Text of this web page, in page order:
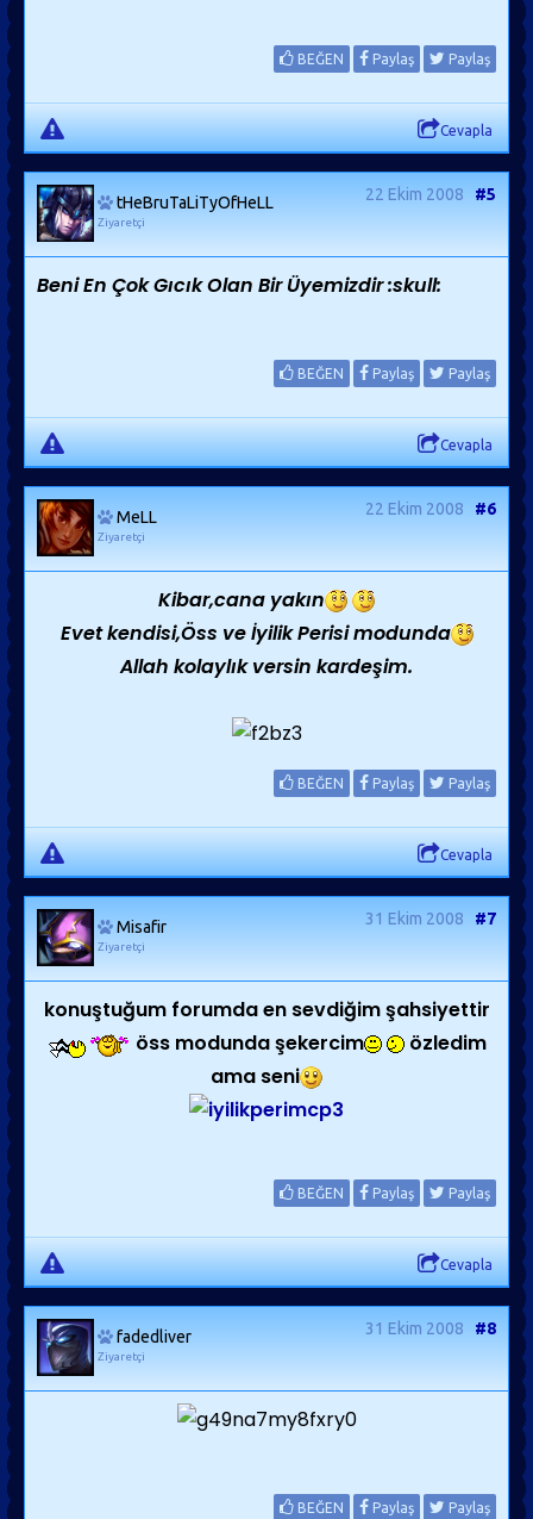
BEĞEN Paylaş Paylaş
Cevapla
tHeBruTaLiTyOfHeLL
Ziyaretçi
22 Ekim 2008 #5
Beni En Çok Gıcık Olan Bir Üyemizdir :skull:
BEĞEN Paylaş Paylaş
Cevapla
MeLL
Ziyaretçi
22 Ekim 2008 #6
Kibar,cana yakın
Evet kendisi,Öss ve İyilik Perisi modunda
Allah kolaylık versin kardeşim.
BEĞEN Paylaş Paylaş
Cevapla
Misafir
Ziyaretçi
31 Ekim 2008 #7
konuştuğum forumda en sevdiğim şahsiyettir
öss modunda şekercim
özledim
ama seni
BEĞEN Paylaş Paylaş
Cevapla
fadedliver
Ziyaretçi
31 Ekim 2008 #8
BEĞEN Paylaş Paylaş